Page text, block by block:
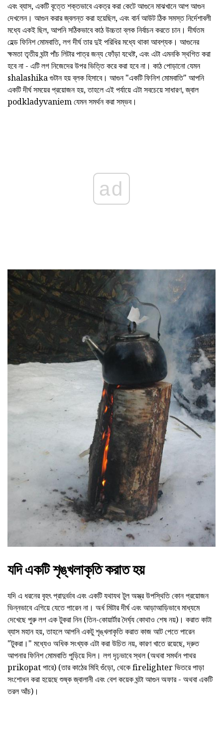
এবং ব্যাস, একটি বৃত্তে শক্তভাবে একত্র করা কেটে আগুনে মাঝখানে আপ আগুন
দেখলেন। আগুন করার জ্বলন্ত করা হয়েছিল, এবং বার্ন আউট ঠিক সমস্ত নির্দেশাবলী
মধ্যে একই ছিল, আপনি সঠিকভাবে কাঠ উচ্চতা ব্লক নির্বাচন করতে চান। দীর্ঘতম
হেল্ড ফিনিশ মোমবাতি, লগ দীর্ঘ তার দুই পরিধির মধ্যে থাকা আবশ্যক। আগুনের
ক্ষমতা তৃতীয় ঘন্টা পাঁচ লিটার পাত্র জন্য ফোঁড়া যথেষ্ট, এবং এটা এমনকি স্থগিত করা
হবে না - এটি লগ নিজেদের উপর ভিত্তি করে করা হবে না। কাঠ পোড়ানো যেমন
shalashika গুটান হয় ব্লক হিসাবে। আগুন "একটি ফিনিশ মোমবাতি" আপনি
একটি দীর্ঘ সময়ের প্রয়োজন হয়, তাহলে এই পর্যায়ে এটা সবচেয়ে সাধারণ, জ্বাল
podkladyvaniem যেমন সমর্থন করা সম্ভব।
ad
যদি একটি শৃঙ্খলাকৃতি করাত হয়
যদি এ ধরনের বৃহৎ প্রাদুর্ভাব এবং একটি যথাযথ টুল অস্ত্র উপস্থিতি কোন প্রয়োজন
ভিন্নভাবে এগিয়ে যেতে পারেন না। অর্ধ মিটার দীর্ঘ এবং আড়াআড়িভাবে মাধ্যমে
দেখেছে পুরু লগ এক টুকরা নিন (তিন-কোয়ার্টার দৈর্ঘ্য কোথাও শেষ নয়)। করাত কাটা
ব্যাস মহান হয়, তাহলে আপনি একটু শৃঙ্খলাকৃতি করাত কাজ আট পেতে পারেন
"টুকরা।" মধ্যেও অধিক সংখ্যক এটা করা উচিত নয়, কারণ খাতে রয়েছে, দ্রুত
আপনার ফিনিশ মোমবাতি পুড়িয়ে দিল। লগ দৃঢ়ভাবে স্থল (অথবা সমর্থন পাথর
prikopat পারে) (তার কাঠের মিহি গুঁড়ো, থেকে firelighter ভিতরে পাড়া
সংশোধন করা হয়েছে শুষ্ক জ্বালানী এবং বেশ কয়েক ঘন্টা আগুন অফার - অথবা একটি
তরল আঁচ)।